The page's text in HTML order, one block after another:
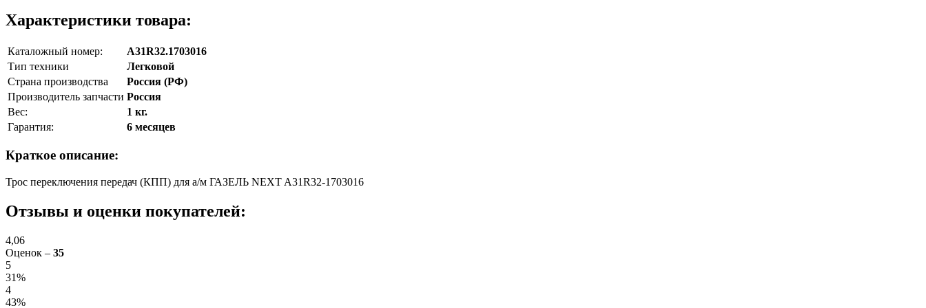
Характеристики товара:
Каталожный номер:
A31R32.1703016
Тип техники
Легковой
Страна производства
Россия (РФ)
Производитель запчасти Россия
Вес:
1 кг.
Гарантия:
6 месяцев
Краткое описание:
Трос переключения передач (КПП) для а/м ГАЗЕЛЬ NEXT A31R32-1703016
Отзывы и оценки покупателей:
4,06
Оценок – 35
5
31%
4
43%